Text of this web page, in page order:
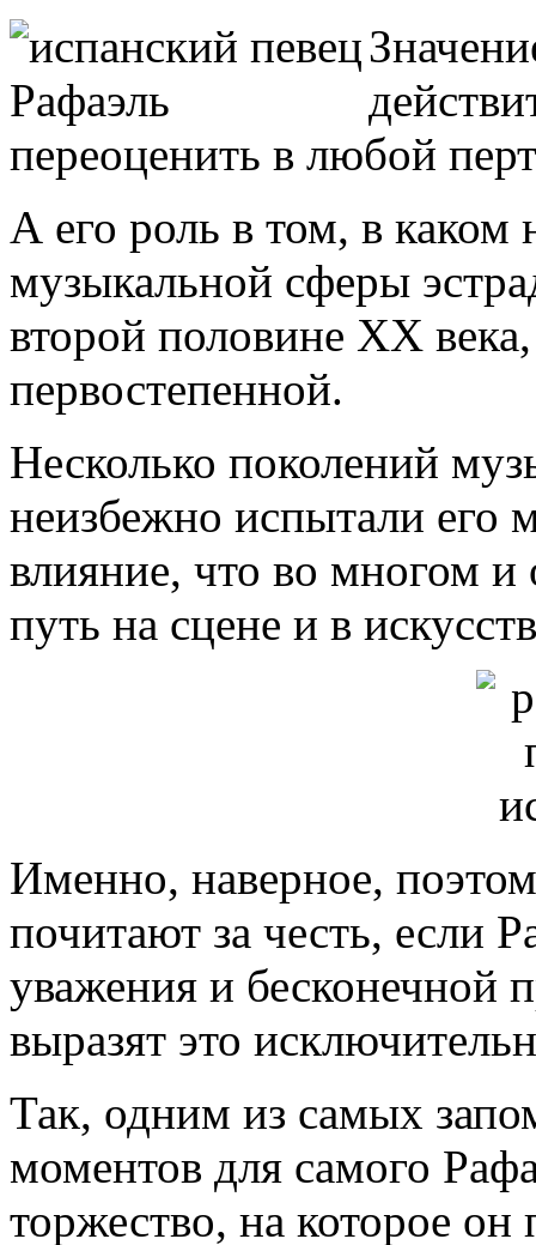
переоценить в любой
А его роль в том, в каком
музыкальной сферы
второй половине ХХ
первостепенной.
Несколько поколений
неизбежно испытали его
влияние, что во многом
путь на сцене и в
Именно, наверное,
почитают за честь, если
уважения и бесконечной
выразят это
Так, одним из самых
моментов для самого
торжество, на которое